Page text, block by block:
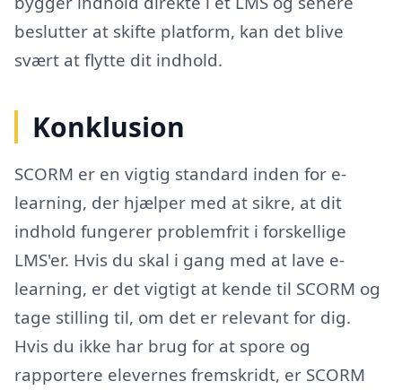
beslutter at skifte platform, kan det blive
svært at flytte dit indhold.
Konklusion
SCORM er en vigtig standard inden for e-
learning, der hjælper med at sikre, at dit
indhold fungerer problemfrit i forskellige
LMS'er. Hvis du skal i gang med at lave e-
learning, er det vigtigt at kende til SCORM og
tage stilling til, om det er relevant for dig.
Hvis du ikke har brug for at spore og
rapportere elevernes fremskridt, er SCORM